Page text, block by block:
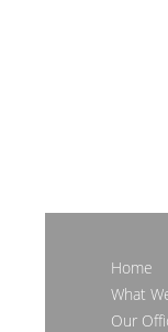
Home
What
Our